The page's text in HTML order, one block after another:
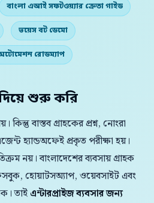
বাংলা এআই সফটওয়্যার ক্রেতা গাইড
ভয়েস বট ডেমো
রোডম্যাপ
শুরু করি
বাস্তব গ্রাহকের প্রশ্ন, নোংরা
হ্যান্ডঅফেই প্রকৃত পরীক্ষা হয়।
নয়। বাংলাদেশের ব্যবসায় গ্রাহক
হোয়াটসঅ্যাপ, ওয়েবসাইট এবং
তাই এন্টারপ্রাইজ ব্যবসার জন্য